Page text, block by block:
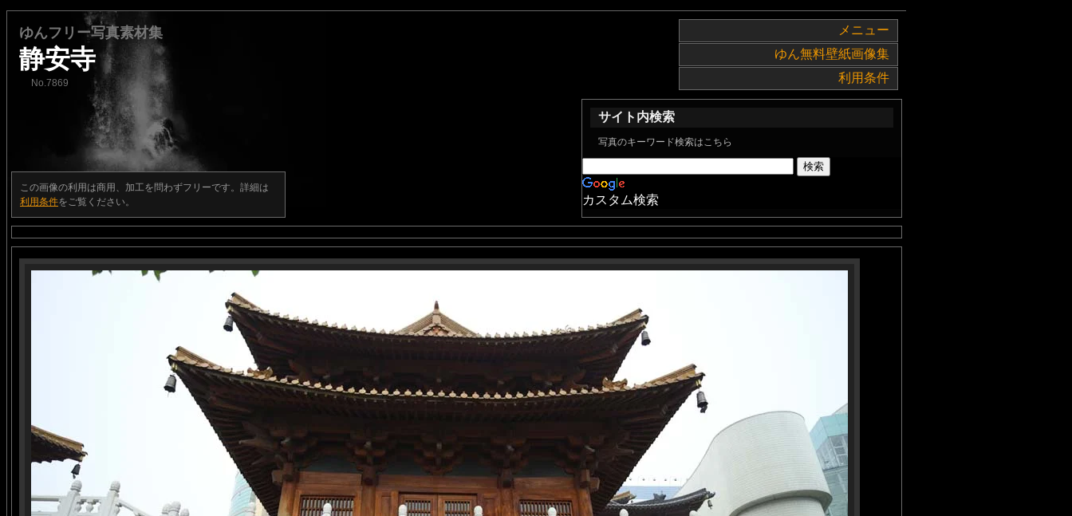
メニュー
ゆん無料壁紙画像集
利用条件
ゆんフリー写真素材集
静安寺
No.7869
この画像の利用は商用、加工を問わずフリーです。詳細は
利用条件をご覧ください。
サイト内検索
写真のキーワード検索はこちら
カスタム検索